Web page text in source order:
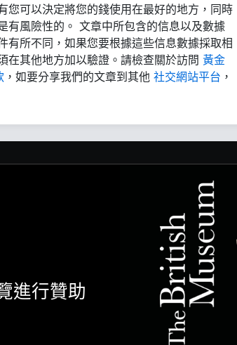
您可以決定將您的錢使用在最好的地方，同時
有風險性的。 文章中所包含的信息以及數據
有所不同，如果您要根據這些信息數據採取相
在其他地方加以驗證。請檢查關於訪問 黃金
，如要分享我們的文章到其他 社交網站平台 ，
進行贊助